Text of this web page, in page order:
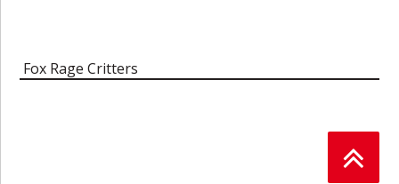
Fox Rage Critters